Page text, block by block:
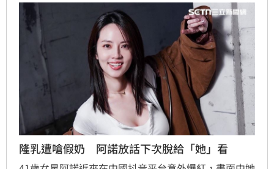
隆乳遭嗆假奶 阿諾放話下次脫給「她」看